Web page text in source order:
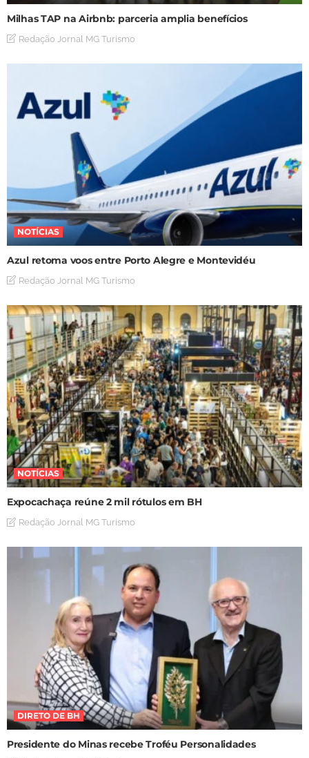
Milhas TAP na Airbnb: parceria amplia benefícios
Redação Jornal MG Turismo
NOTÍCIAS
Azul retoma voos entre Porto Alegre e Montevidéu
Redação Jornal MG Turismo
NOTÍCIAS
Expocachaça reúne 2 mil rótulos em BH
Redação Jornal MG Turismo
DIRETO DE BH
Presidente do Minas recebe Troféu Personalidades